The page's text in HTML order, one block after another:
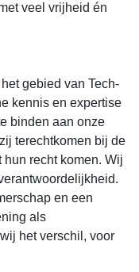
veel vrijheid én
gebied van Tech-
kennis en expertise
binden aan onze
terechtkomen bij de
recht komen. Wij
en een
als
het verschil, voor